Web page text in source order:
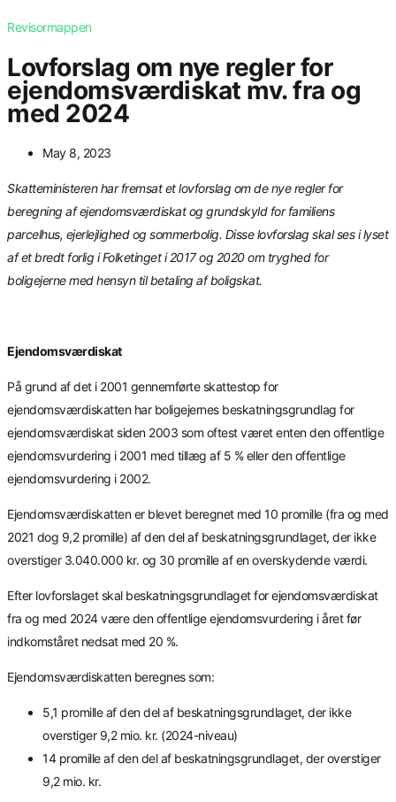
Revisormappen
Lovforslag om nye regler for
ejendomsværdiskat mv. fra og
med 2024
May 8, 2023
Skatteministeren har fremsat et lovforslag om de nye regler for
beregning af ejendomsværdiskat og grundskyld for familiens
parcelhus, ejerlejlighed og sommerbolig. Disse lovforslag skal ses i lyset
af et bredt forlig i Folketinget i 2017 og 2020 om tryghed for
boligejerne med hensyn til betaling af boligskat.
Ejendomsværdiskat
På grund af det i 2001 gennemførte skattestop for
ejendomsværdiskatten har boligejernes beskatningsgrundlag for
ejendomsværdiskat siden 2003 som oftest været enten den offentlige
ejendomsvurdering i 2001 med tillæg af 5 % eller den offentlige
ejendomsvurdering i 2002.
Ejendomsværdiskatten er blevet beregnet med 10 promille (fra og med
2021 dog 9,2 promille) af den del af beskatningsgrundlaget, der ikke
overstiger 3.040.000 kr. og 30 promille af en overskydende værdi.
Efter lovforslaget skal beskatningsgrundlaget for ejendomsværdiskat
fra og med 2024 være den offentlige ejendomsvurdering i året før
indkomståret nedsat med 20 %.
Ejendomsværdiskatten beregnes som:
5,1 promille af den del af beskatningsgrundlaget, der ikke
overstiger 9,2 mio. kr. (2024-niveau)
14 promille af den del af beskatningsgrundlaget, der overstiger
9,2 mio. kr.